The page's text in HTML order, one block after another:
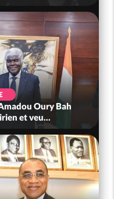
Oury Bah
et veu...